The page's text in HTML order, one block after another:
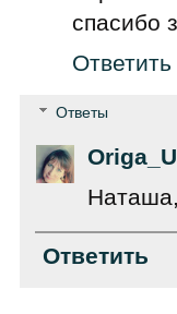
спасибо
Ответить
Ответы
Ответить